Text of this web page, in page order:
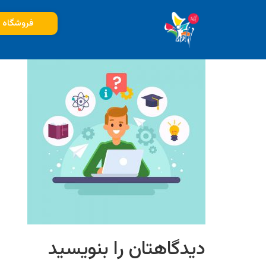
فروشگاهچرا توسعه‌ی فردی
دیدگاهتان را بنویسید